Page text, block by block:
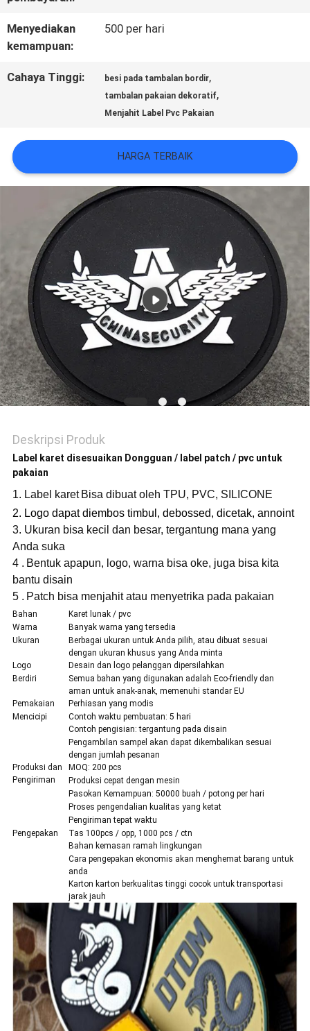
SEMUA
KASUS
SHOW
SITEMAP
KEBIJAKAN
PRIVASI
Menyediakan
kemampuan:
500 per hari
Cahaya Tinggi: besi pada tambalan bordir,
tambalan pakaian dekoratif,
Menjahit Label Pvc Pakaian
HARGA TERBAIK
Deskripsi Produk
Label karet disesuaikan Dongguan / label patch / pvc untuk
pakaian
1. Label karet Bisa dibuat oleh TPU, PVC, SILICONE
2. Logo dapat diembos timbul, debossed, dicetak, annoint
3. Ukuran bisa kecil dan besar, tergantung mana yang
Anda suka
4 . Bentuk apapun, logo, warna bisa oke, juga bisa kita
bantu disain
5 . Patch bisa menjahit atau menyetrika pada pakaian
Bahan
Karet lunak / pvc
Warna
Banyak warna yang tersedia
Ukuran
Berbagai ukuran untuk Anda pilih, atau dibuat sesuai
dengan ukuran khusus yang Anda minta
Logo
Desain dan logo pelanggan dipersilahkan
Berdiri
Semua bahan yang digunakan adalah Eco-friendly dan
aman untuk anak-anak, memenuhi standar EU
Pemakaian
Perhiasan yang modis
Mencicipi
Contoh waktu pembuatan: 5 hari
Contoh pengisian: tergantung pada disain
Pengambilan sampel akan dapat dikembalikan sesuai
dengan jumlah pesanan
Produksi dan
Pengiriman
MOQ: 200 pcs
Produksi cepat dengan mesin
Pasokan Kemampuan: 50000 buah / potong per hari
Proses pengendalian kualitas yang ketat
Pengiriman tepat waktu
Pengepakan
Tas 100pcs / opp, 1000 pcs / ctn
Bahan kemasan ramah lingkungan
Cara pengepakan ekonomis akan menghemat barang untuk
anda
Karton karton berkualitas tinggi cocok untuk transportasi
jarak jauh